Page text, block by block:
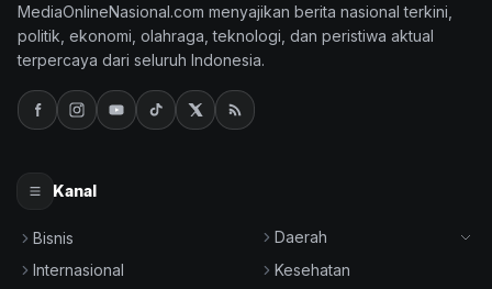
MediaOnlineNasional.com menyajikan berita nasional terkini,
politik, ekonomi, olahraga, teknologi, dan peristiwa aktual
terpercaya dari seluruh Indonesia.
Kanal
Bisnis
Daerah
Internasional
Kesehatan